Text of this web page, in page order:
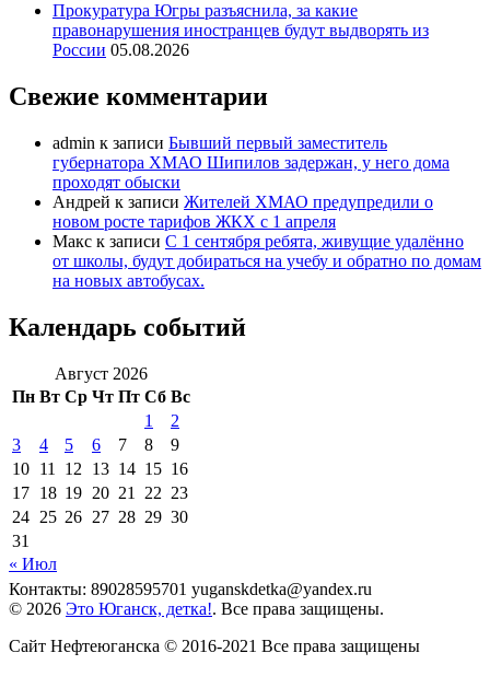
Прокуратура Югры разъяснила, за какие
правонарушения иностранцев будут выдворять из
России 05.08.2026
Свежие комментарии
admin к записи Бывший первый заместитель
губернатора ХМАО Шипилов задержан, у него дома
проходят обыски
Андрей к записи Жителей ХМАО предупредили о
новом росте тарифов ЖКХ с 1 апреля
Макс к записи С 1 сентября ребята, живущие удалённо
от школы, будут добираться на учебу и обратно по домам
на новых автобусах.
Календарь событий
Август 2026
Пн Вт Ср Чт Пт Сб Вс
1
2
3
4 5 6 7 8
9
10 11 12 13 14 15 16
17 18 19 20 21 22 23
24 25 26 27 28 29 30
31
« Июл
Контакты: 89028595701 yuganskdetka@yandex.ru
© 2026 Это Юганск, детка!. Все права защищены.
Сайт Нефтеюганска © 2016-2021 Все права защищены